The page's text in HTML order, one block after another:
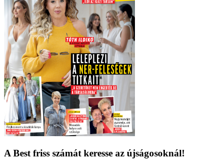
A Best friss számát keresse az újságosoknál!